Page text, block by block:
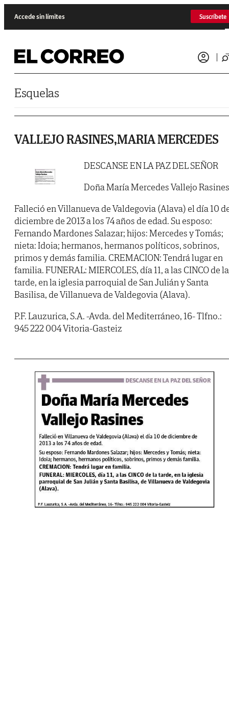
Accede sin límites Suscríbete
Esquelas
VALLEJO RASINES,MARIA MERCEDES
DESCANSE EN LA PAZ DEL SEÑOR
Doña María Mercedes Vallejo Rasines
Falleció en Villanueva de Valdegovia (Alava) el día 10
diciembre de 2013 a los 74 años de edad. Su esposo:
Fernando Mardones Salazar; hijos: Mercedes y Tomás;
nieta: Idoia; hermanos, hermanos políticos, sobrinos,
primos y demás familia. CREMACION: Tendrá lugar en
familia. FUNERAL: MIERCOLES, día 11, a las CINCO de la
tarde, en la iglesia parroquial de San Julián y Santa
Basilisa, de Villanueva de Valdegovia (Alava).
P.F. Lauzurica, S.A. -Avda. del Mediterráneo, 16- Tlfno.:
945 222 004 Vitoria-Gasteiz